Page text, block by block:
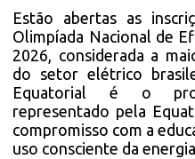
Estão abertas as
Olimpíada Nacional de
2026, considerada a
do setor elétrico
Equatorial é o
representado pela
compromisso com a
uso consciente da